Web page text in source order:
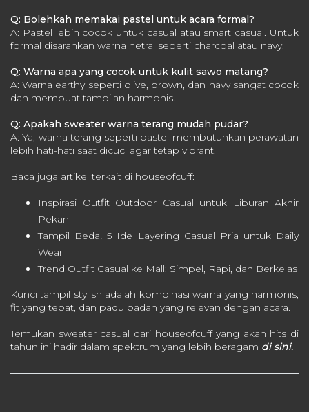
Q: Bolehkah memakai pastel untuk acara formal?
A: Pastel lebih cocok untuk casual atau smart casual. Untuk
formal disarankan warna netral seperti charcoal atau navy.
Q: Warna apa yang cocok untuk kulit sawo matang?
A: Warna earthy seperti olive, brown, dan navy sangat cocok
dan membuat tampilan harmonis.
Q: Apakah sweater warna terang mudah pudar?
A: Ya, warna terang seperti pastel membutuhkan perawatan
lebih hati-hati saat dicuci agar tetap vibrant.
Baca juga artikel terkait di houseofcuff:
Inspirasi Outfit Outdoor Casual untuk Liburan Akhir
Pekan
Tampil Beda! 5 Ide Layering Casual Pria untuk Daily
Wear
Trend Outfit Casual ke Mall: Simpel, Rapi, dan Berkelas
Kunci tampil stylish adalah kombinasi warna yang harmonis,
fit yang tepat, dan padu padan yang relevan dengan acara.
Temukan sweater casual dari houseofcuff yang akan hits di
tahun ini hadir dalam spektrum yang lebih beragam di sini.